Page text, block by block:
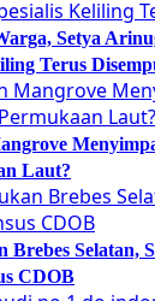
Setya
Terus
Laut?
Brebes Selatan,
CDOB